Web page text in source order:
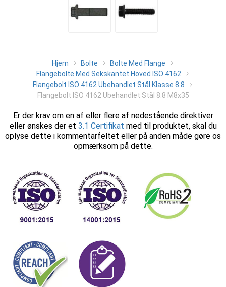
Hjem Bolte
Bolte Med Flange
Flangebolte Med Sekskantet Hoved ISO 4162
Flangebolt ISO 4162 Ubehandlet Stål Klasse 8.8
Flangebolt ISO 4162 Ubehandlet Stål 8.8 M8x35
Er der krav om en af eller flere af nedestående direktiver
eller ønskes der et 3.1 Certifikat med til produktet, skal du
oplyse dette i kommentarfeltet eller på anden måde gøre os
opmærksom på dette.